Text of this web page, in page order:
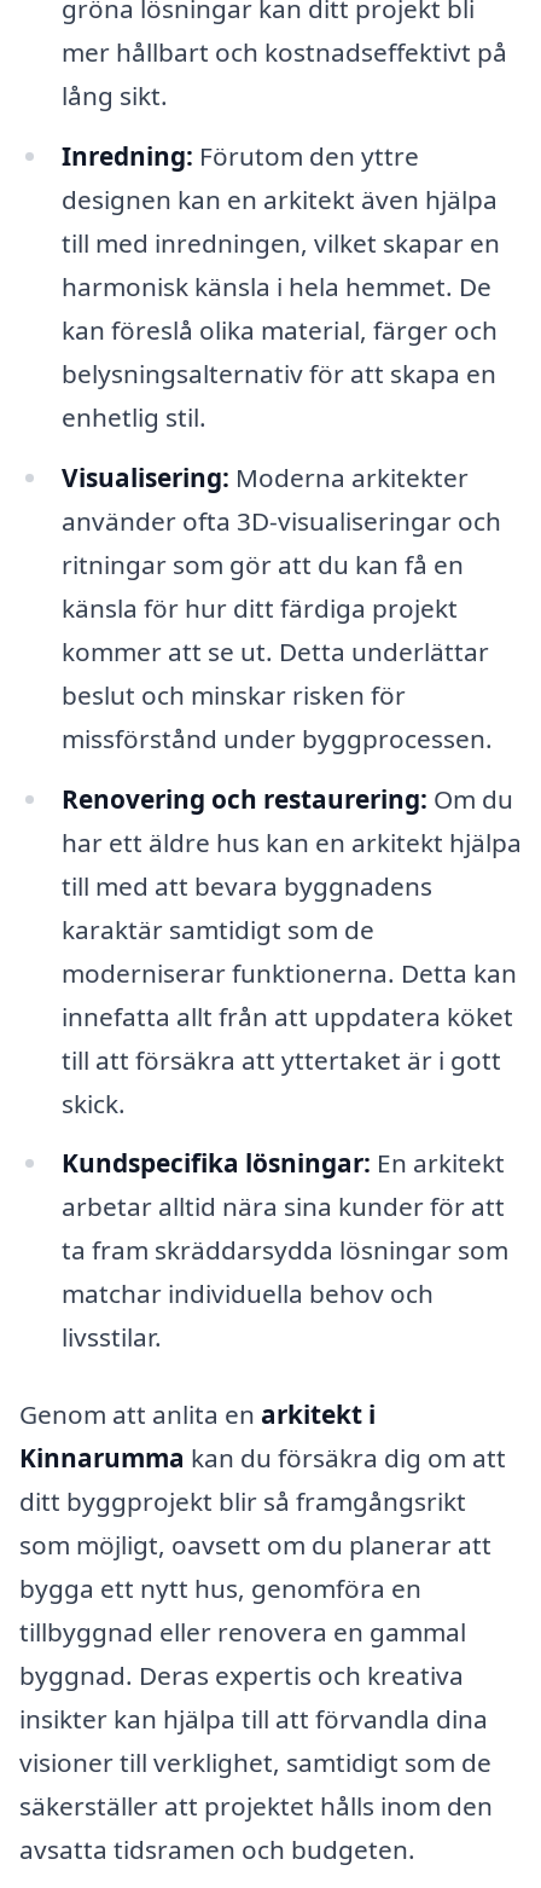
gröna lösningar kan ditt projekt bli
mer hållbart och kostnadseffektivt på
lång sikt.
Inredning: Förutom den yttre
designen kan en arkitekt även hjälpa
till med inredningen, vilket skapar en
harmonisk känsla i hela hemmet. De
kan föreslå olika material, färger och
belysningsalternativ för att skapa en
enhetlig stil.
Visualisering: Moderna arkitekter
använder ofta 3D-visualiseringar och
ritningar som gör att du kan få en
känsla för hur ditt färdiga projekt
kommer att se ut. Detta underlättar
beslut och minskar risken för
missförstånd under byggprocessen.
Renovering och restaurering: Om du
har ett äldre hus kan en arkitekt hjälpa
till med att bevara byggnadens
karaktär samtidigt som de
moderniserar funktionerna. Detta kan
innefatta allt från att uppdatera köket
till att försäkra att yttertaket är i gott
skick.
Kundspecifika lösningar: En arkitekt
arbetar alltid nära sina kunder för att
ta fram skräddarsydda lösningar som
matchar individuella behov och
livsstilar.
Genom att anlita en arkitekt i
Kinnarumma kan du försäkra dig om att
ditt byggprojekt blir så framgångsrikt
som möjligt, oavsett om du planerar att
bygga ett nytt hus, genomföra en
tillbyggnad eller renovera en gammal
byggnad. Deras expertis och kreativa
insikter kan hjälpa till att förvandla dina
visioner till verklighet, samtidigt som de
säkerställer att projektet hålls inom den
avsatta tidsramen och budgeten.